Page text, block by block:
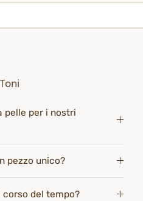
pelle per i nostri
pezzo unico?
corso del tempo?